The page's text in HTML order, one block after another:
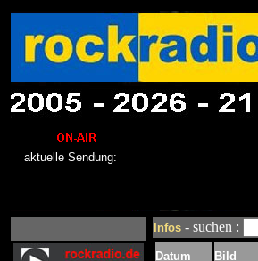
Infos - suchen :
Datum Bild